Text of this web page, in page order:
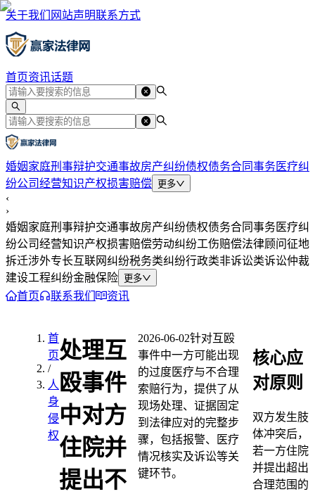
关于我们 网站声明联系方式
首页资讯话题
婚姻家庭刑事辩护交通事故房产纠纷债权债务合同事务医疗纠
纷公司经营知识产权损害赔偿 更多
‹
›
婚姻家庭刑事辩护交通事故房产纠纷债权债务合同事务医疗纠
纷公司经营知识产权损害赔偿劳动纠纷工伤赔偿法律顾问征地
拆迁涉外专长互联网纠纷税务类纠纷行政类非诉讼类诉讼仲裁
建设工程纠纷金融保险 更多
首页 联系我们 资讯
首
页
/
人
身
侵
权
处理互
殴事件
中对方
住院并
提出不
2026-06-02针对互殴
事件中一方可能出现
的过度医疗与不合理
索赔行为，提供了从
现场处理、证据固定
到法律应对的完整步
骤，包括报警、医疗
情况核实及诉讼等关
键环节。
核心应
对原则
双方发生肢
体冲突后，
若一方住院
并提出超出
合理范围的